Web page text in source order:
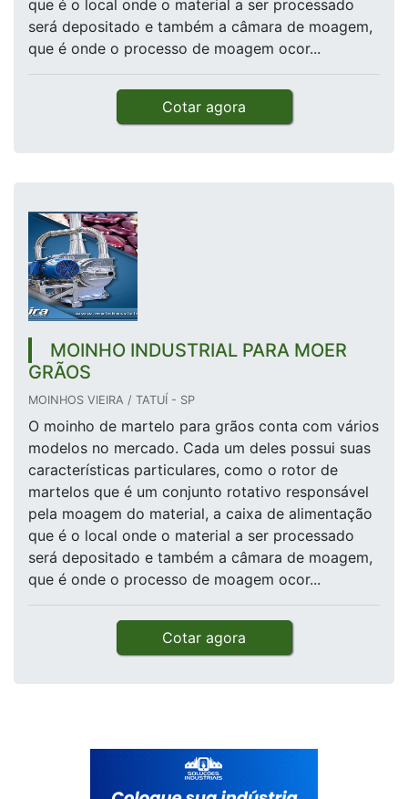
que é o local onde o material a ser processado
será depositado e também a câmara de moagem,
que é onde o processo de moagem ocor...
Cotar agora
MOINHO INDUSTRIAL PARA MOER
GRÃOS
MOINHOS VIEIRA / TATUÍ - SP
O moinho de martelo para grãos conta com vários
modelos no mercado. Cada um deles possui suas
características particulares, como o rotor de
martelos que é um conjunto rotativo responsável
pela moagem do material, a caixa de alimentação
que é o local onde o material a ser processado
será depositado e também a câmara de moagem,
que é onde o processo de moagem ocor...
Cotar agora